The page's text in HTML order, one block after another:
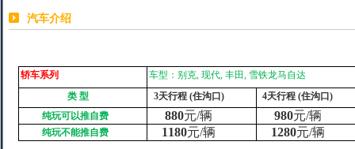
汽车介绍
轿车系列 车型：别克,现代,丰田, 雪铁龙马自达
类 型 3天行程(住沟口 ) 4天行程 (住沟口 )
纯玩可以推自费
880元/辆 980元/辆
纯玩不能推自费 1180元/辆 1280元/辆